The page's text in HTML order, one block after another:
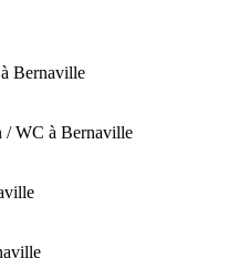
Bernaville
/ WC à Bernaville